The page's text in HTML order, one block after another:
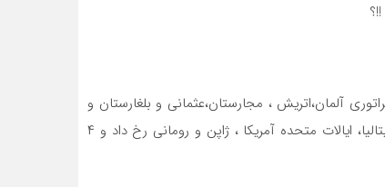
۱۱ نوامبر ۱۹۱۸ ، بین متحدین امپراتوری آلمان،اتریش ، مجارستان،عثمانی و بلغارستان و
نیروهای اتفاق ؛جمهوری سوم فرانسه، بریتانیا، روسیه ، صربستان، ایتالیا، ایالات متحده آمریکا ، ژاپن و رومانی رخ داد و ۴